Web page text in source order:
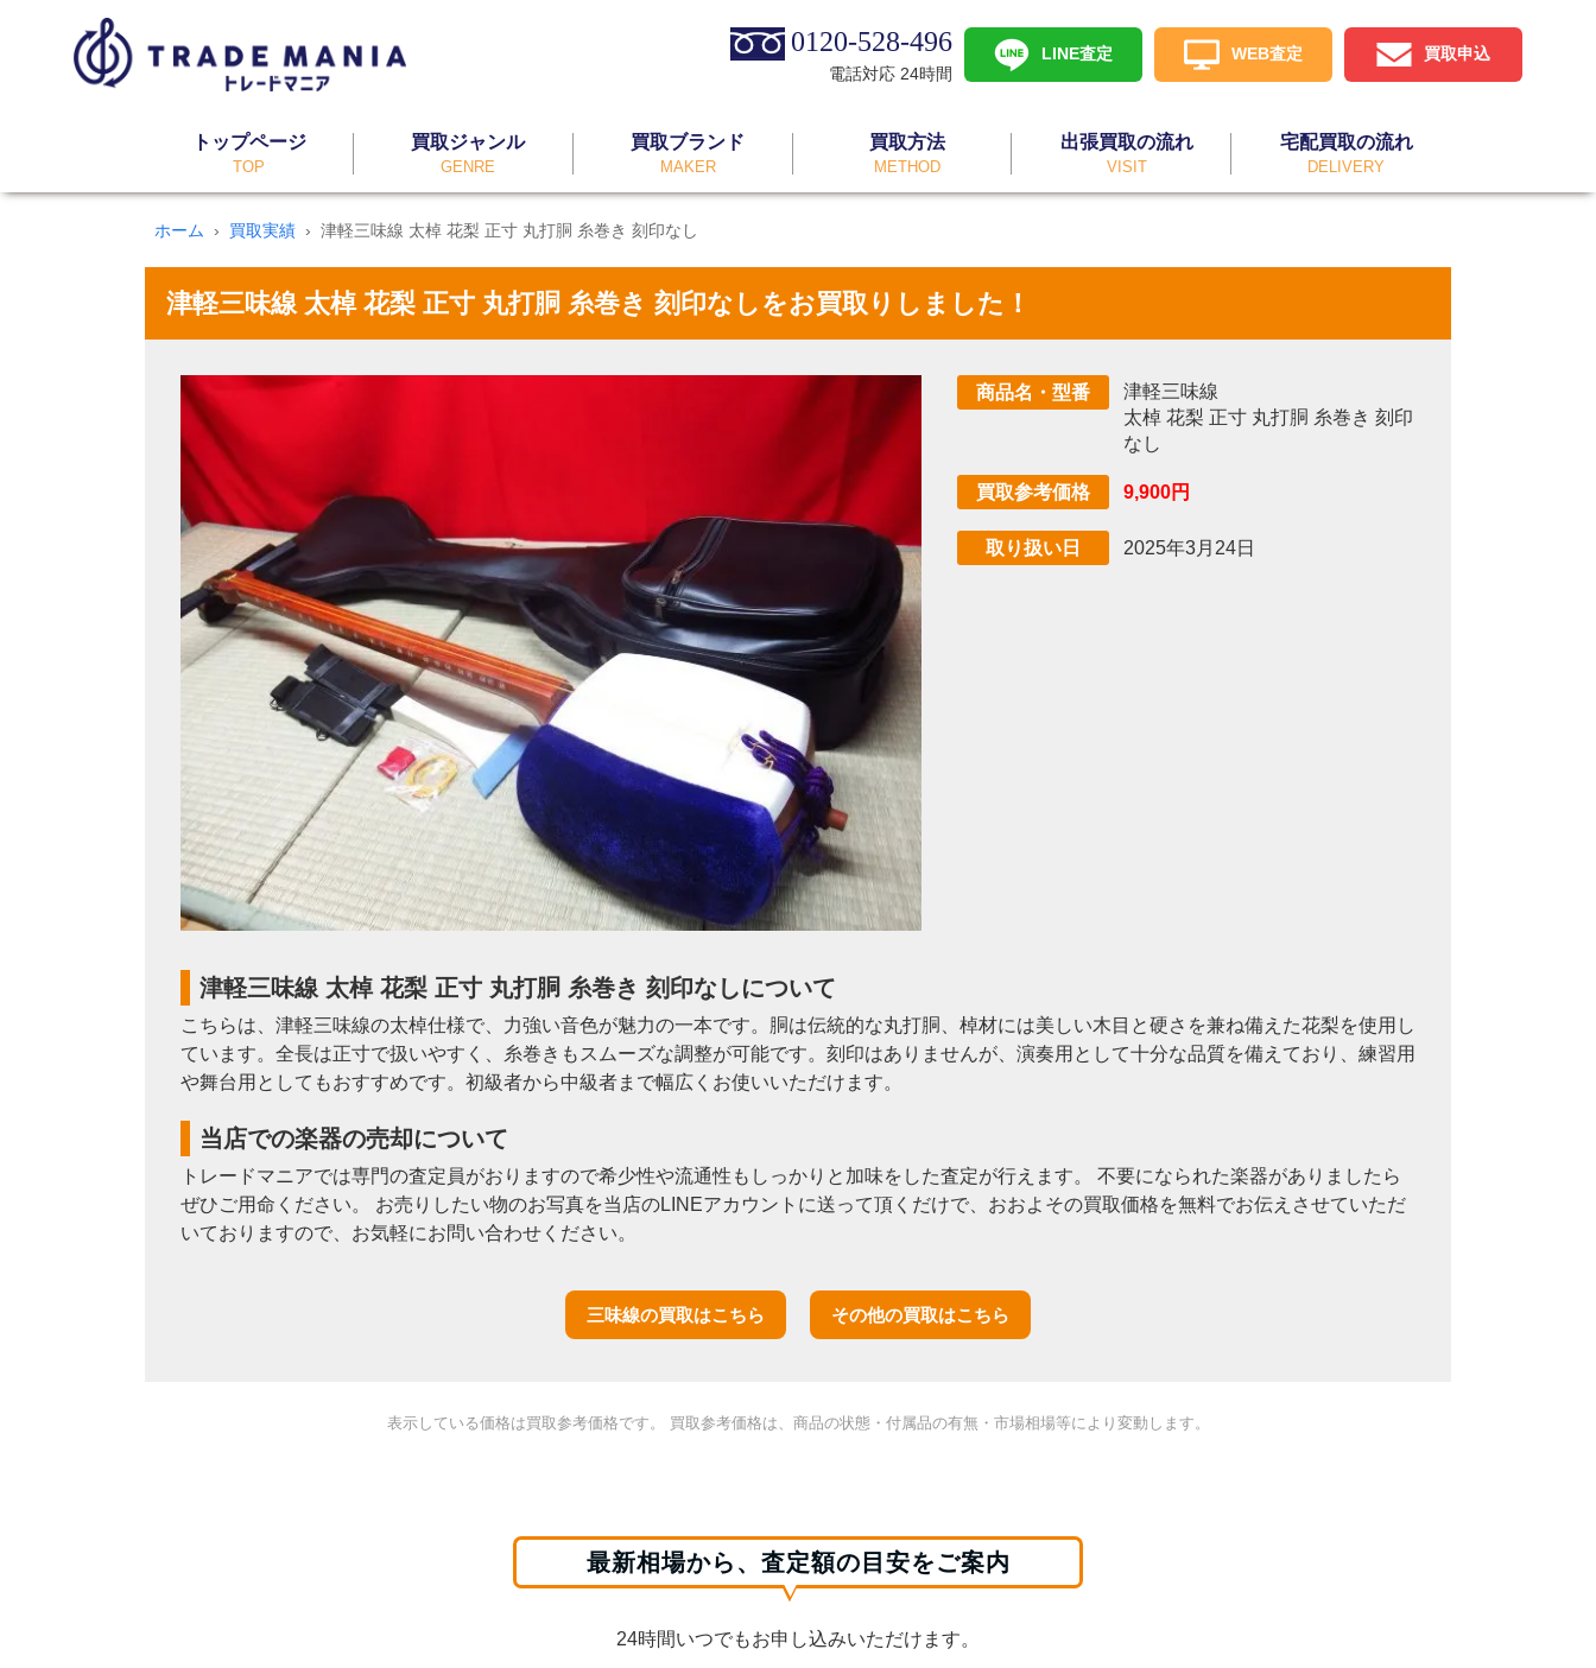
0120-528-496
電話対応 24時間
LINE査定 WEB査定 買取申込
トップページ
TOP
買取ジャンル
GENRE
買取ブランド
MAKER
買取方法
METHOD
出張買取の流れ
VISIT
宅配買取の流れ
DELIVERY
ホーム 買取実績 津軽三味線 太棹 花梨 正寸 丸打胴 糸巻き 刻印なし
津軽三味線 太棹 花梨 正寸 丸打胴 糸巻き 刻印なしをお買取りしました！
商品名・型番
津軽三味線
太棹 花梨 正寸 丸打胴 糸巻き 刻印
なし
買取参考価格 9,900円
取り扱い日 2025年3月24日
津軽三味線 太棹 花梨 正寸 丸打胴 糸巻き 刻印なしについて
こちらは、津軽三味線の太棹仕様で、力強い音色が魅力の一本です。胴は伝統的な丸打胴、棹材には美しい木目と硬さを兼ね備えた花梨を使用し
ています。全長は正寸で扱いやすく、糸巻きもスムーズな調整が可能です。刻印はありませんが、演奏用として十分な品質を備えており、練習用
や舞台用としてもおすすめです。初級者から中級者まで幅広くお使いいただけます。
当店での楽器の売却について
トレードマニアでは専門の査定員がおりますので希少性や流通性もしっかりと加味をした査定が行えます。 不要になられた楽器がありましたら
ぜひご用命ください。 お売りしたい物のお写真を当店のLINEアカウントに送って頂くだけで、おおよその買取価格を無料でお伝えさせていただ
いておりますので、お気軽にお問い合わせください。
三味線の買取はこちら その他の買取はこちら
表示している価格は買取参考価格です。 買取参考価格は、商品の状態・付属品の有無・市場相場等により変動します。
最新相場から、査定額の目安をご案内
24時間いつでもお申し込みいただけます。